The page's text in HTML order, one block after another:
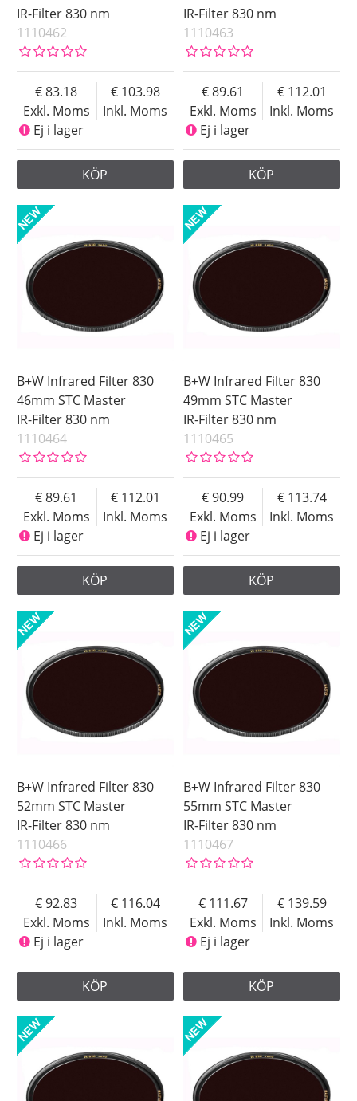
IR-Filter 830 nm
1110462
Exkl. Moms
83.18
Inkl. Moms
103.98
Ej i lager
KÖP
IR-Filter 830 nm
1110463
Exkl. Moms
89.61
Inkl. Moms
112.01
Ej i lager
KÖP
B+W Infrared Filter 830
46mm STC Master
IR-Filter 830 nm
1110464
Exkl. Moms
89.61
Inkl. Moms
112.01
Ej i lager
KÖP
B+W Infrared Filter 830
49mm STC Master
IR-Filter 830 nm
1110465
Exkl. Moms
90.99
Inkl. Moms
113.74
Ej i lager
KÖP
B+W Infrared Filter 830
52mm STC Master
IR-Filter 830 nm
1110466
Exkl. Moms
92.83
Inkl. Moms
116.04
Ej i lager
KÖP
B+W Infrared Filter 830
55mm STC Master
IR-Filter 830 nm
1110467
Exkl. Moms
111.67
Inkl. Moms
139.59
Ej i lager
KÖP